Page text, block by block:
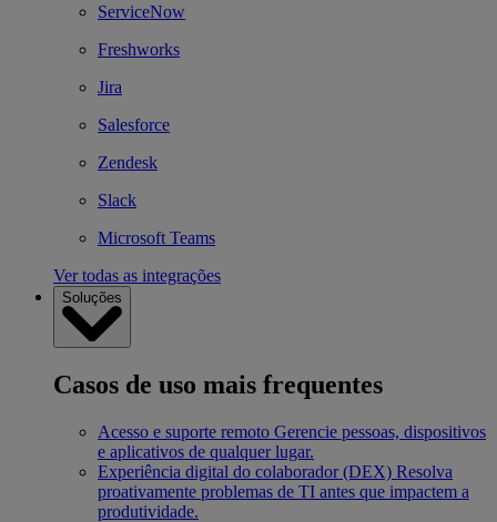
ServiceNow
Freshworks
Jira
Salesforce
Zendesk
Slack
Microsoft Teams
Ver todas as integrações
Soluções
Casos de uso mais frequentes
Acesso e suporte remoto Gerencie pessoas, dispositivos
e aplicativos de qualquer lugar.
Experiência digital do colaborador (DEX) Resolva
proativamente problemas de TI antes que impactem a
produtividade.